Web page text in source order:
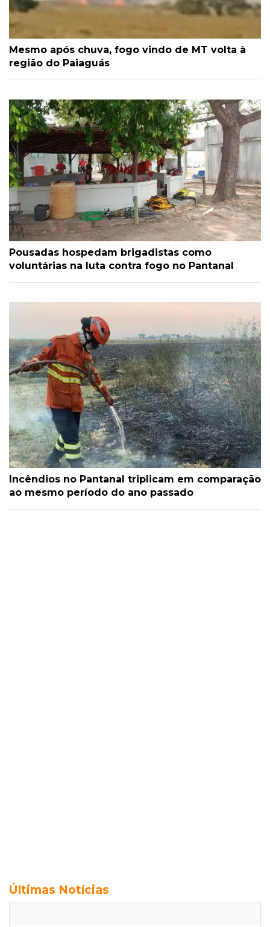
Mesmo após chuva, fogo vindo de MT volta à
região do Paiaguás
Pousadas hospedam brigadistas como
voluntárias na luta contra fogo no Pantanal
Incêndios no Pantanal triplicam em comparação
ao mesmo período do ano passado
Últimas Notícias